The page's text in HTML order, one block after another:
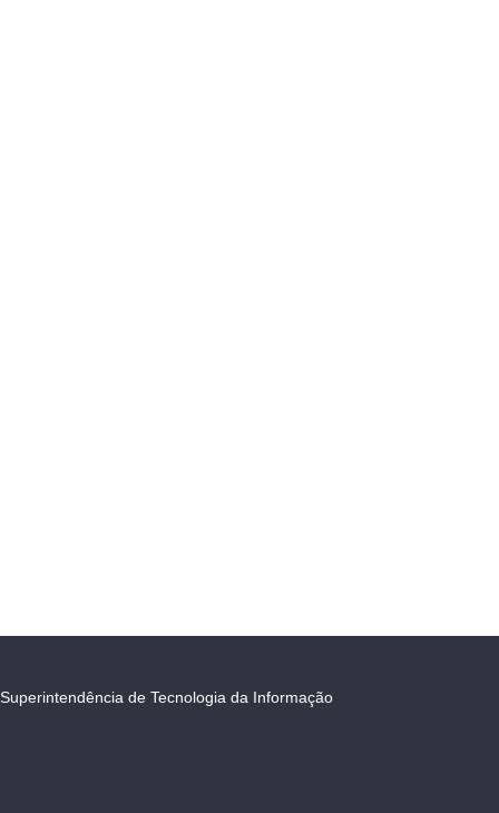
Superintendência de Tecnologia da Informação